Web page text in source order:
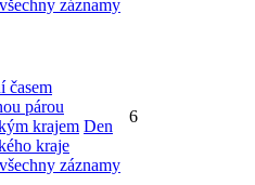
záznamy
časem
párou
krajem Den
kraje
záznamy
6